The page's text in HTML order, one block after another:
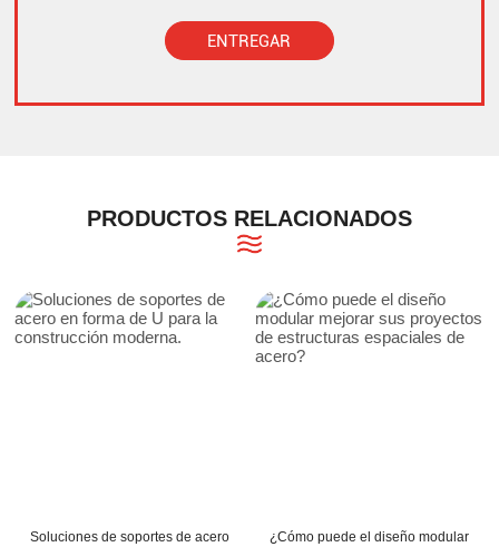
ENTREGAR
PRODUCTOS RELACIONADOS
el diseño modular
¿Cómo pueden las correas C y Z
Consejos